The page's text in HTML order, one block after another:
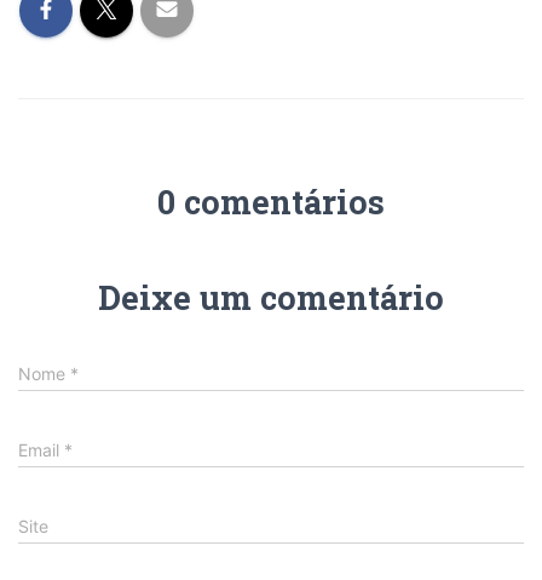
0 comentários
Deixe um comentário
Nome *
Email *
Site